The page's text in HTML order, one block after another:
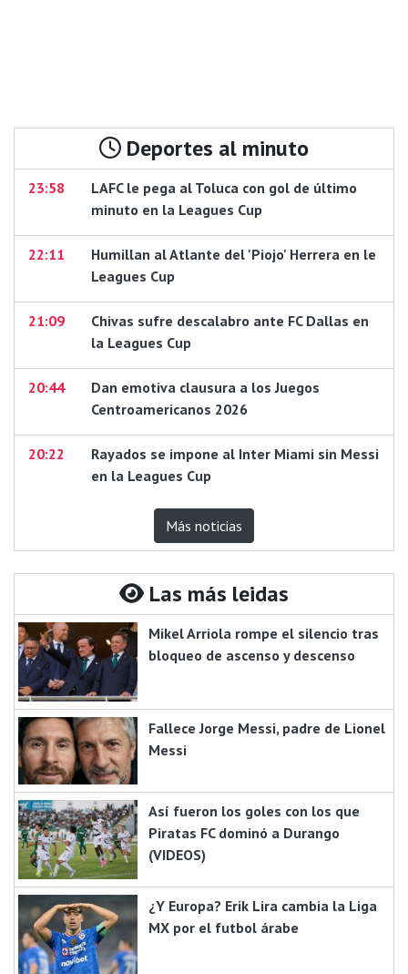
Deportes al minuto
23:58
LAFC le pega al Toluca con gol de último
minuto en la Leagues Cup
22:11
Humillan al Atlante del 'Piojo' Herrera en le
Leagues Cup
21:09
Chivas sufre descalabro ante FC Dallas en
la Leagues Cup
20:44
Dan emotiva clausura a los Juegos
Centroamericanos 2026
20:22
Rayados se impone al Inter Miami sin Messi
en la Leagues Cup
Más noticias
Las más leidas
Mikel Arriola rompe el silencio tras
bloqueo de ascenso y descenso
Fallece Jorge Messi, padre de Lionel
Messi
Así fueron los goles con los que
Piratas FC dominó a Durango
(VIDEOS)
¿Y Europa? Erik Lira cambia la Liga
MX por el futbol árabe